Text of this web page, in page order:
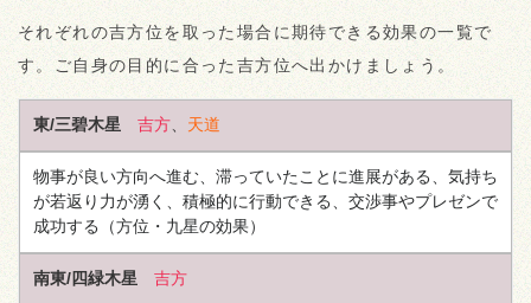
それぞれの吉方位を取った場合に期待できる効果の一覧で
す。ご自身の目的に合った吉方位へ出かけましょう。
東/三碧木星 吉方、 天道
物事が良い方向へ進む、滞っていたことに進展がある、気持ち
が若返り力が湧く、積極的に行動できる、交渉事やプレゼンで
成功する （方位・九星の効果）
南東/四緑木星 吉方